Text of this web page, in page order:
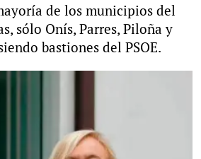
de los municipios del
sólo Onís, Parres, Piloña y
bastiones del PSOE.